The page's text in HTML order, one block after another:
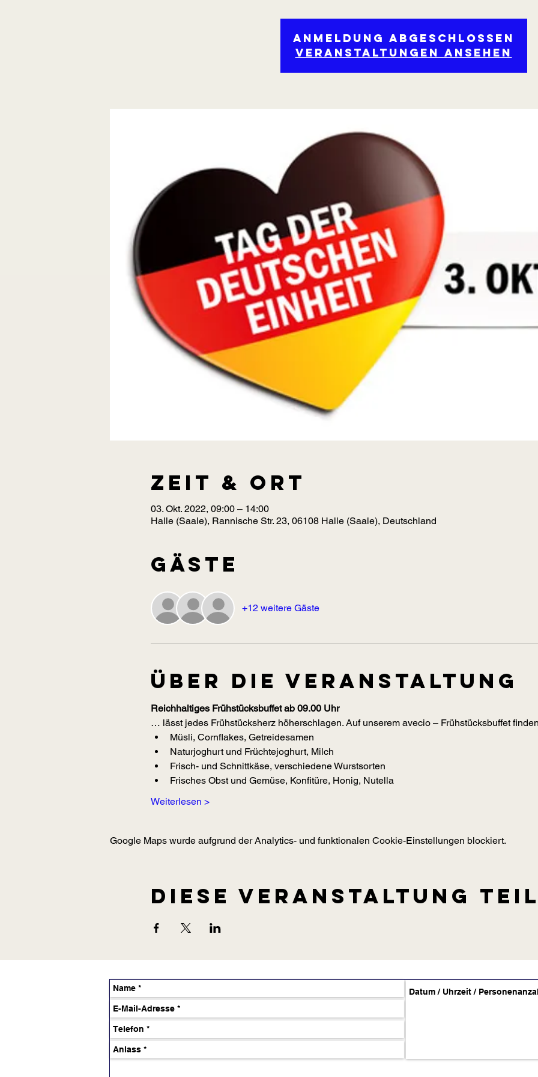
Anmeldung abgeschlossen
Veranstaltungen ansehen
Zeit & Ort
03. Okt. 2022, 09:00 – 14:00
Halle (Saale), Rannische Str. 23, 06108 Halle (Saale), Deutschland
Gäste
+12 weitere Gäste
Über die Veranstaltung
Reichhaltiges Frühstücksbuffet ab 09.00 Uhr
… lässt jedes Frühstücksherz höherschlagen. Auf unserem avecio – Frühstücksbuffet
Müsli, Cornflakes, Getreidesamen
Naturjoghurt und Früchtejoghurt, Milch
Frisch- und Schnittkäse, verschiedene Wurstsorten
Frisches Obst und Gemüse, Konfitüre, Honig, Nutella
Weiterlesen >
Google Maps wurde aufgrund der Analytics- und funktionalen Cookie-Einstellungen blockiert.
Diese Veranstaltung